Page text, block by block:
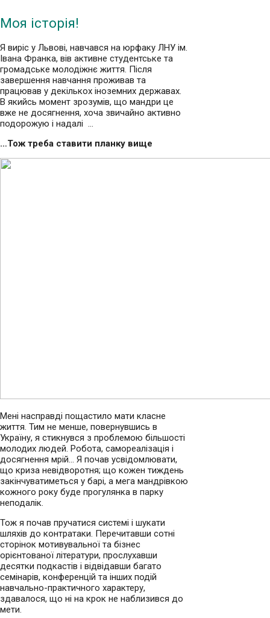
Моя історія!
Я виріс у Львові, навчався на юрфаку ЛНУ ім.
Івана Франка, вів активне студентське та
громадське молодіжнє життя. Після
завершення навчання проживав та
працював у декількох іноземних державах.
В якийсь момент зрозумів, що мандри це
вже не досягнення, хоча звичайно активно
подорожую і надалі …
…Тож треба ставити планку вище
Мені насправді пощастило мати класне
життя. Тим не менше, повернувшись в
Україну, я стикнувся з проблемою більшості
молодих людей. Робота, самореалізація і
досягнення мрій… Я почав усвідомлювати,
що криза невідворотня; що кожен тиждень
закінчуватиметься у барі, а мега мандрівкою
кожного року буде прогулянка в парку
неподалік.
Тож я почав пручатися системі і шукати
шляхів до контратаки. Перечитавши сотні
сторінок мотивувальної та бізнес
орієнтованої літератури, прослухавши
десятки подкастів і відвідавши багато
семінарів, конференцій та інших подій
навчально-практичного характеру,
здавалося, що ні на крок не наблизився до
мети.